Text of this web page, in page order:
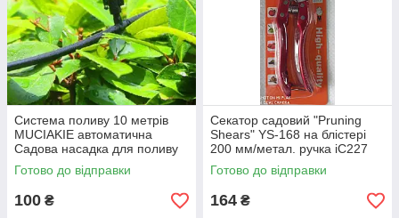
Система поливу 10 метрів
MUCIAKIE автоматична
Садова насадка для поливу
4/7 мм iC227
Готово до відправки
100 ₴
Секатор садовий "Pruning
Shears" YS-168 на блістері
200 мм/метал. ручка iC227
Готово до відправки
164 ₴